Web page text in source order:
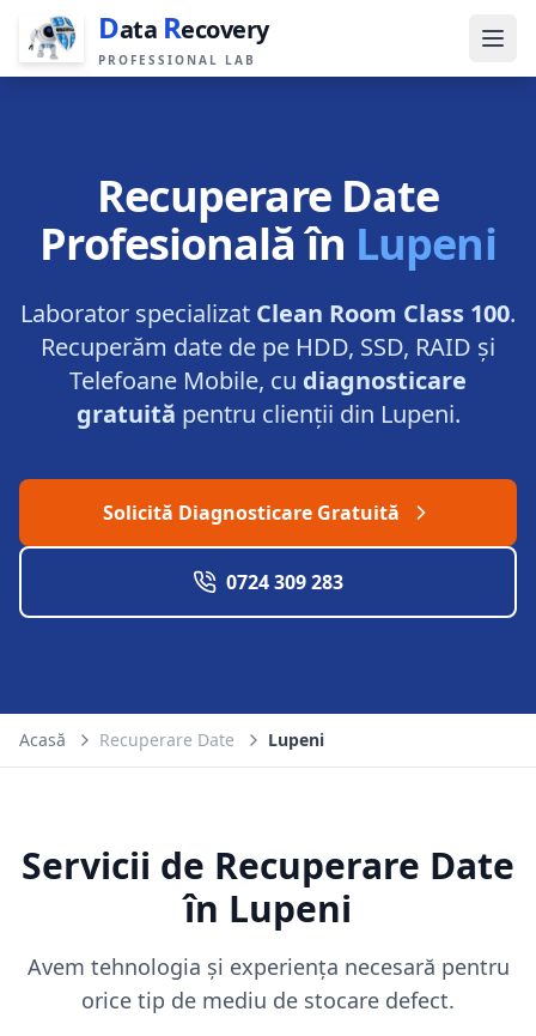
Data Recovery
PROFESSIONAL LAB
Recuperare Date
Profesională în Lupeni
Laborator specializat Clean Room Class 100.
Recuperăm date de pe HDD, SSD, RAID și
Telefoane Mobile, cu diagnosticare
gratuită pentru clienții din Lupeni.
Solicită Diagnosticare Gratuită
0724 309 283
Acasă Recuperare Date Lupeni
Servicii de Recuperare Date
în Lupeni
Avem tehnologia și experiența necesară pentru
orice tip de mediu de stocare defect.